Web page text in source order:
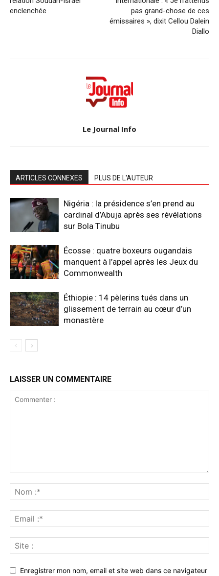
enclenchée
pas grand-chose de ces
émissaires », dixit Cellou Dalein
Diallo
Le Journal Info
ARTICLES CONNEXES PLUS DE L'AUTEUR
Nigéria : la présidence s’en prend au
cardinal d’Abuja après ses révélations
sur Bola Tinubu
Écosse : quatre boxeurs ougandais
manquent à l’appel après les Jeux du
Commonwealth
Éthiopie : 14 pèlerins tués dans un
glissement de terrain au cœur d’un
monastère
LAISSER UN COMMENTAIRE
Enregistrer mon nom, email et site web dans ce navigateur